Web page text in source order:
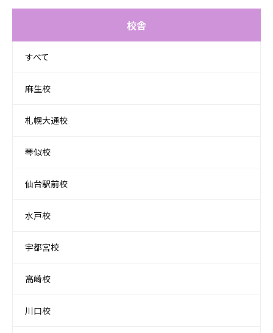
校舎
すべて
麻生校
札幌大通校
琴似校
仙台駅前校
水戸校
宇都宮校
高崎校
川口校